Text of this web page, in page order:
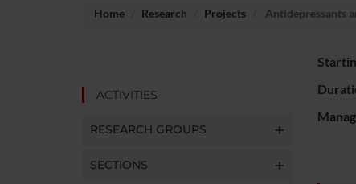
Home Research Projects Antidepressants
ACTIVITIES
RESEARCH GROUPS
SECTIONS